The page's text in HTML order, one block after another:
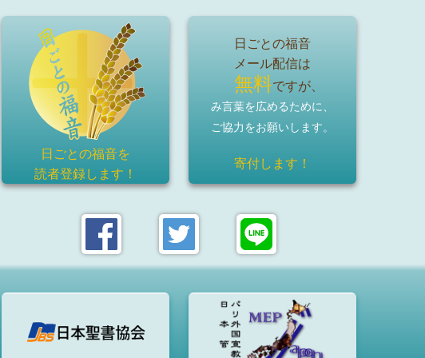
日ごとの福音を
読者登録します！
日ごとの福音
メール配信は
無料ですが、
み言葉を広めるために、
ご協力をお願いします。
寄付します！